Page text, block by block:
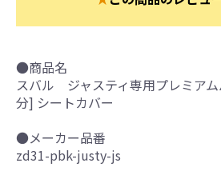
●商品名
スバル ジャスティ専用プレミア
分] シートカバー
●メーカー品番
zd31-pbk-justy-js